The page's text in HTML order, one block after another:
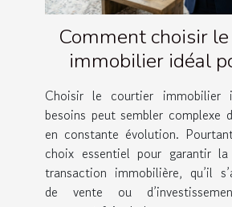
Comment choisir
immobilier idéal
besoins ?
Choisir le courtier immobilier
besoins peut sembler complexe
en constante évolution.
choix essentiel pour garantir la
transaction immobilière, qu’il
de vente ou